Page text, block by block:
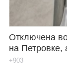
Отключена
на Петровке,
+903